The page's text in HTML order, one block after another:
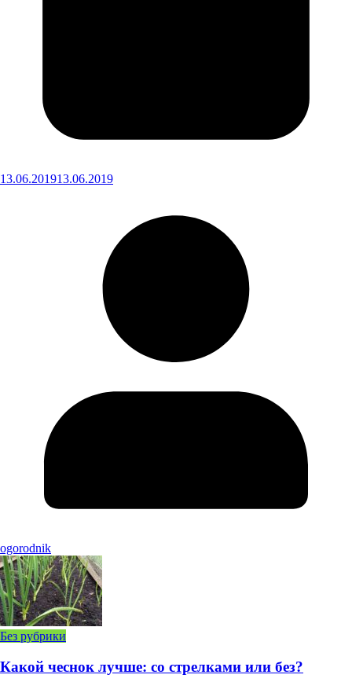
13.06.201913.06.2019
ogorodnik
Без рубрики
Какой чеснок лучше: со стрелками или без?